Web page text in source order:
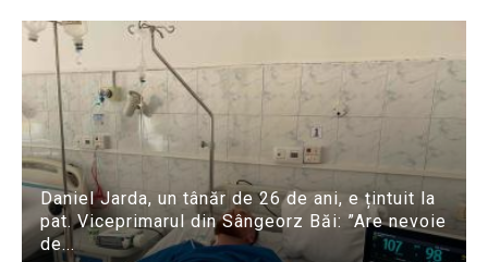
Daniel Jarda, un tânăr de 26 de ani, e țintuit la
pat. Viceprimarul din Sângeorz Băi: ”Are nevoie
de...